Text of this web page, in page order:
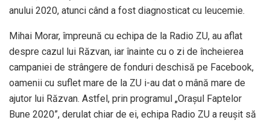
anului 2020, atunci când a fost diagnosticat cu leucemie.
Mihai Morar, împreună cu echipa de la Radio ZU, au aflat
despre cazul lui Răzvan, iar înainte cu o zi de încheierea
campaniei de strângere de fonduri deschisă pe Facebook,
oamenii cu suflet mare de la ZU i-au dat o mână mare de
ajutor lui Răzvan. Astfel, prin programul „Orașul Faptelor
Bune 2020”, derulat chiar de ei, echipa Radio ZU a reușit să